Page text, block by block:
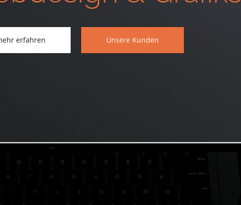
erfahren Unsere Kunden